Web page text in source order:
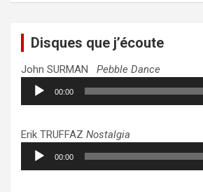
Disques que j’écoute
John SURMAN Pebble Dance
Lecteur
audio
00:00
Erik TRUFFAZ Nostalgia
Lecteur
audio
00:00